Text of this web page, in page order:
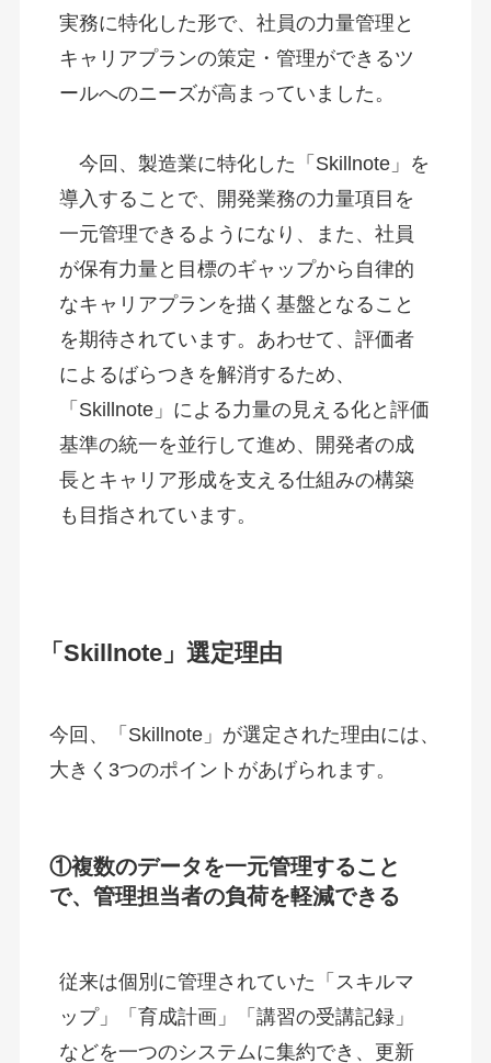
実務に特化した形で、社員の力量管理と
キャリアプランの策定・管理ができるツ
ールへのニーズが高まっていました。
今回、製造業に特化した「Skillnote」を
導入することで、開発業務の力量項目を
一元管理できるようになり、また、社員
が保有力量と目標のギャップから自律的
なキャリアプランを描く基盤となること
を期待されています。あわせて、評価者
によるばらつきを解消するため、
「Skillnote」による力量の見える化と評価
基準の統一を並行して進め、開発者の成
長とキャリア形成を支える仕組みの構築
も目指されています。
「Skillnote」選定理由
今回、「Skillnote」が選定された理由には、
大きく3つのポイントがあげられます。
①複数のデータを一元管理すること
で、管理担当者の負荷を軽減できる
従来は個別に管理されていた「スキルマ
ップ」「育成計画」「講習の受講記録」
などを一つのシステムに集約でき、更新